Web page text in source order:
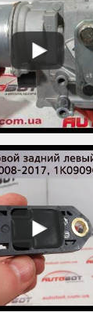
C7 (4GH)